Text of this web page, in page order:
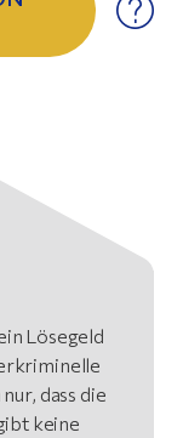
Lösegeld
dass die
keine